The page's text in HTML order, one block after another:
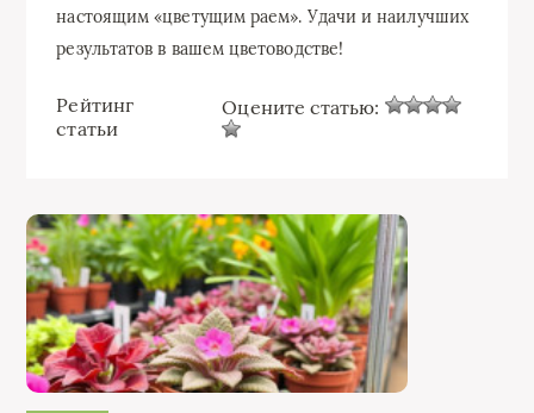
настоящим «цветущим раем». Удачи и наилучших
результатов в вашем цветоводстве!
Рейтинг
статьи
Оцените статью: